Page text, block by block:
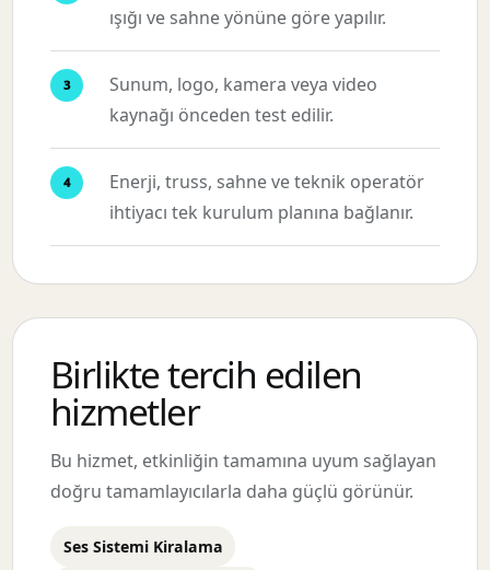
ışığı ve sahne yönüne göre yapılır.
Sunum, logo, kamera veya video
kaynağı önceden test edilir.
Enerji, truss, sahne ve teknik operatör
ihtiyacı tek kurulum planına bağlanır.
Birlikte tercih edilen
hizmetler
Bu hizmet, etkinliğin tamamına uyum sağlayan
doğru tamamlayıcılarla daha güçlü görünür.
Ses Sistemi Kiralama